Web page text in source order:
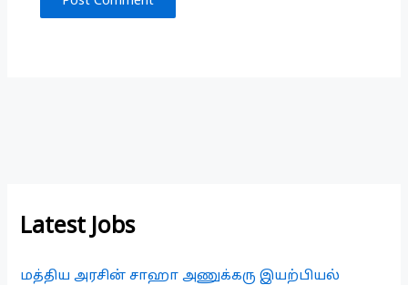
Latest Jobs
மத்திய அரசின் சாஹா அணுக்கரு இயற்பியல்